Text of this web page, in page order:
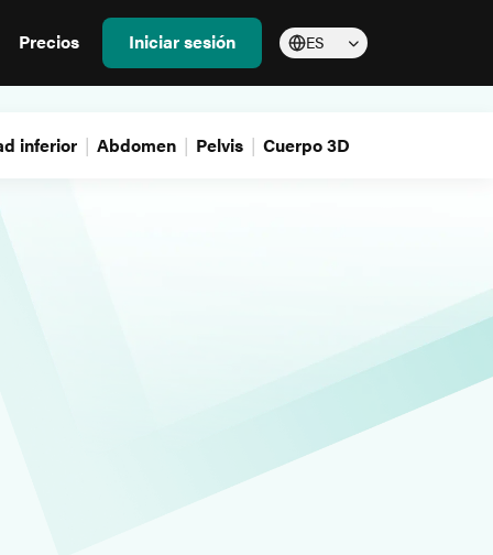
Precios Iniciar sesión ES
inferior Abdomen Pelvis Cuerpo 3D